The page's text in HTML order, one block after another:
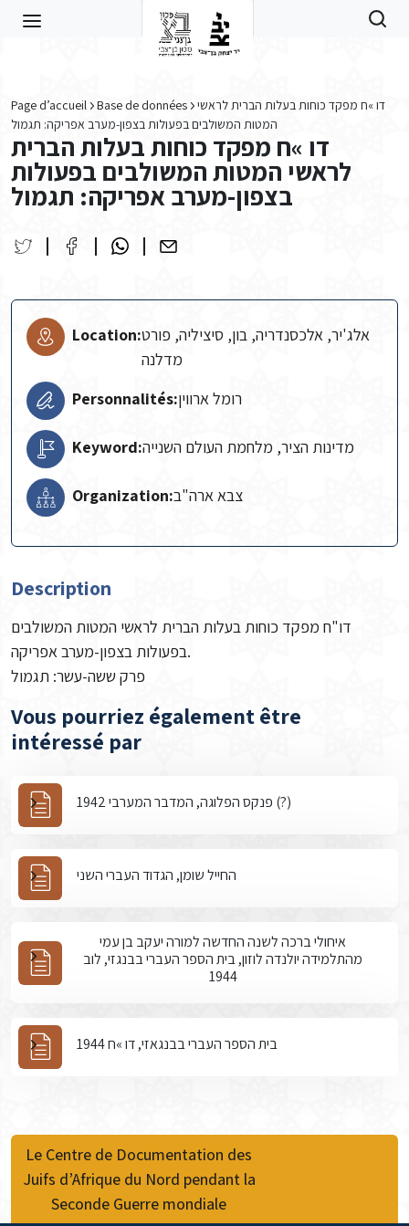
Page d’accueil Base de données
דו »ח מפקד כוחות בעלות הברית לראשי
המטות המשולבים בפעולות בצפון-מערב אפריקה: תגמול
דו »ח מפקד כוחות בעלות הברית
לראשי המטות המשולבים בפעולות
בצפון-מערב אפריקה: תגמול
Location:אלג'יר, אלכסנדריה, בון, סיציליה, פורט
מדלנה
Personnalités:רומל ארווין
Keyword:מדינות הציר, מלחמת העולם השנייה
Organization:צבא ארה"ב
Description
דו"ח מפקד כוחות בעלות הברית לראשי המטות המשולבים
בפעולות בצפון-מערב אפריקה.
פרק ששה-עשר: תגמול
Vous pourriez également être
intéressé par
פנקס הפלוגה, המדבר המערבי 1942 (?)
החייל שומן, הגדוד העברי השני
איחולי ברכה לשנה החדשה למורה יעקב בן עמי
מהתלמידה יולנדה לוזון, בית הספר העברי בבנגזי, לוב
1944
בית הספר העברי בבנגאזי, דו »ח 1944
Le Centre de Documentation des
Juifs d’Afrique du Nord pendant la
Seconde Guerre mondiale